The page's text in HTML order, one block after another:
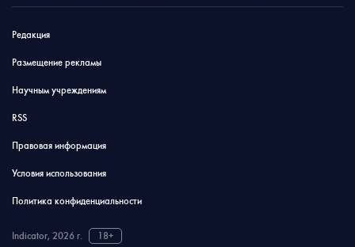
Редакция
Размещение рекламы
Научным учреждениям
RSS
Правовая информация
Условия использования
Политика конфиденциальности
Indicator, 2026 г. 18+